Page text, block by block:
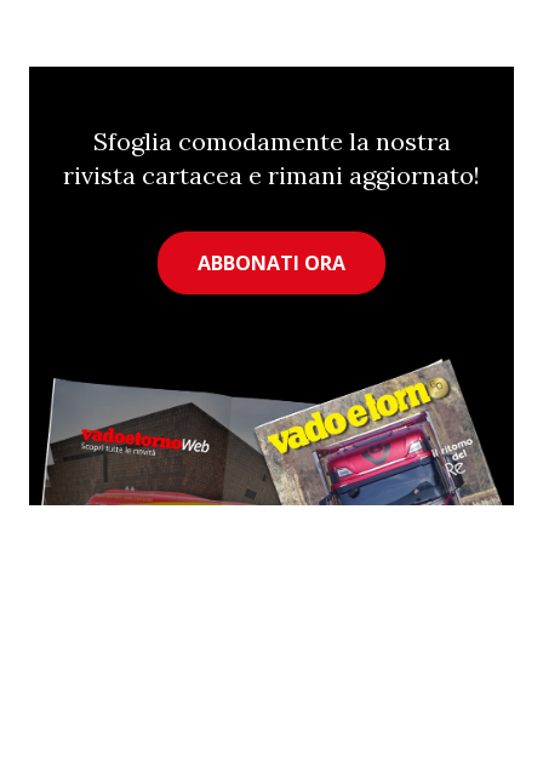
Sfoglia comodamente la nostra
rivista cartacea e rimani aggiornato!
ABBONATI ORA